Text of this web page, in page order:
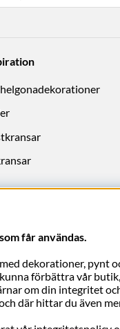
får användas.
dekorationer, pynt
förbättra vår
om din integritet
där hittar du även